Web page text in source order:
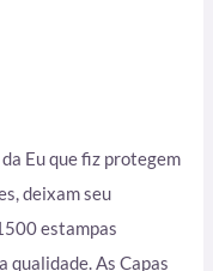
Eu que fiz protegem
deixam seu
estampas
qualidade. As Capas